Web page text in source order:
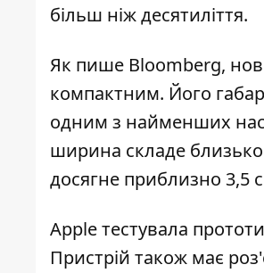
більш ніж десятиліття.
Як пише Bloomberg,
компактним. Його
одним з найменших
ширина складе близько
досягне приблизно 3,5
Apple тестувала
Пристрій також має